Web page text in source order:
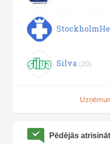
Silva (20)
Pēdējās